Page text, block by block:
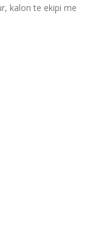
kalon te ekipi me